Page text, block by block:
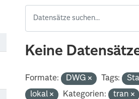
Keine
Formate: DWG Tags:
lokal
Kategorien: tran